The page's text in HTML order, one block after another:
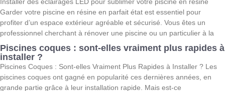
Garder votre piscine en résine en parfait état est essentiel pour
profiter d’un espace extérieur agréable et sécurisé. Vous êtes un
professionnel cherchant à rénover une piscine ou un particulier à la
Piscines coques : sont-elles vraiment plus rapides à
installer ?
Piscines Coques : Sont-elles Vraiment Plus Rapides à Installer ? Les
piscines coques ont gagné en popularité ces dernières années, en
grande partie grâce à leur installation rapide. Mais est-ce